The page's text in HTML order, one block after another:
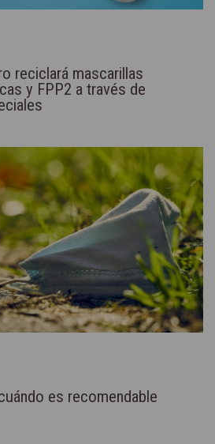
reciclará mascarillas
y FPP2 a través de
es recomendable